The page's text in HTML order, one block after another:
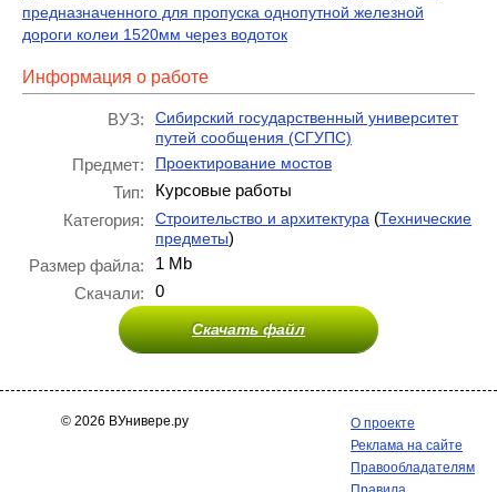
предназначенного для пропуска однопутной железной
дороги колеи 1520мм через водоток
Информация о работе
ВУЗ:
Сибирский государственный университет
путей сообщения (СГУПС)
Предмет: Проектирование мостов
Тип:
Курсовые работы
Категория:
Строительство и архитектура (Технические
предметы)
Размер файла:
1 Mb
Скачали:
0
Скачать файл
© 2026 ВУнивере.ру
О проекте
Реклама на сайте
Правообладателям